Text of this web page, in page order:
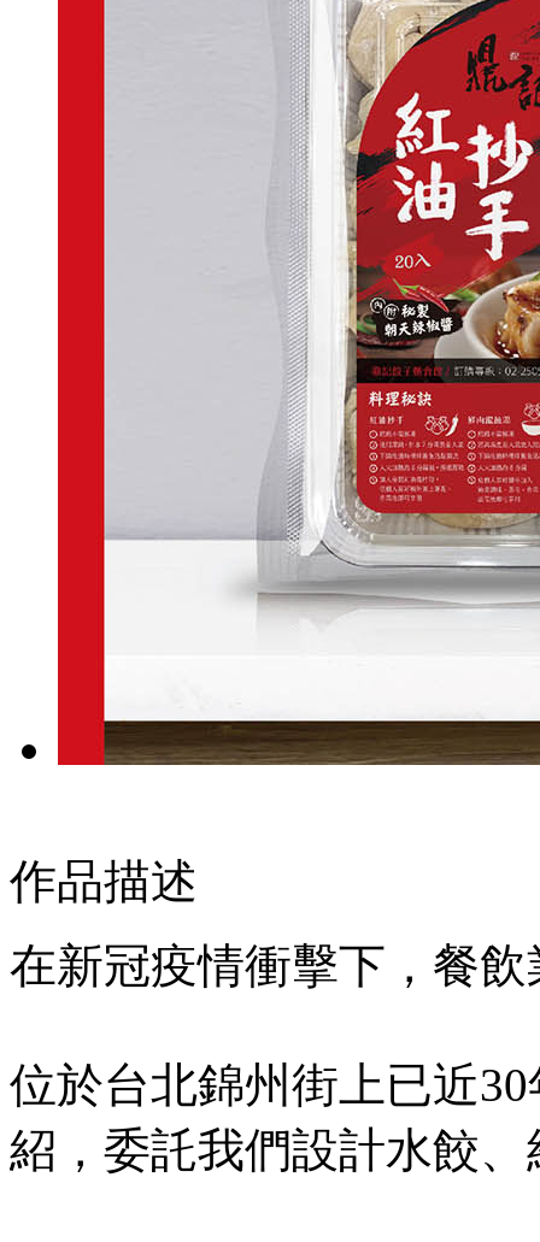
作品描述
在新冠疫情衝擊下，餐
位於台北錦州街上已近
紹，委託我們設計水餃